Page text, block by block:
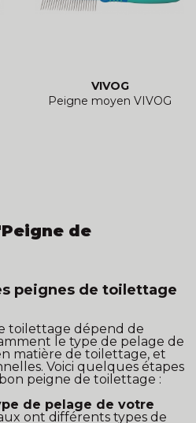
VIVOG
Peigne moyen VIVOG
de
peignes de toilettage
toilettage dépend de
le type de pelage de
matière de toilettage, et
Voici quelques étapes
peigne de toilettage :
de pelage de votre
ont différents types de